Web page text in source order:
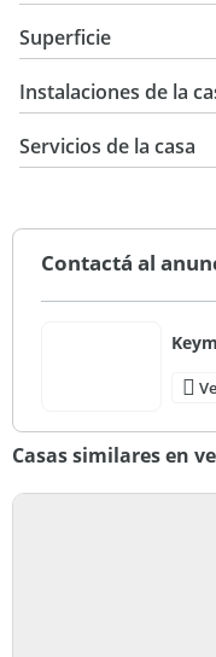
USD 185.000
Superficie
400 m2
272
Instalaciones de la
Servicios de la casa
Contactá al
Casas similares en